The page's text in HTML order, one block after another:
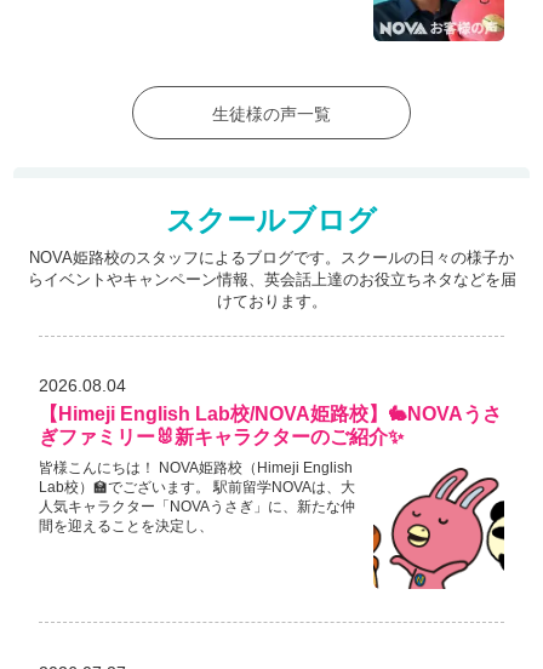
生徒様の声一覧
スクールブログ
NOVA姫路校のスタッフによるブログです。スクールの日々の様子か
らイベントやキャンペーン情報、 英会話上達のお役立ちネタなどを届
けております。
【Himeji English Lab校/NOVA姫路校】🐇NOVAうさ
ぎファミリー🐰新キャラクターのご紹介✨
2026.08.04
皆様こんにちは！ NOVA姫路校（Himeji English
Lab校）🏫でございます。 駅前留学NOVAは、大
人気キャラクター「NOVAうさぎ」に、新たな仲
間を迎えることを決定し、